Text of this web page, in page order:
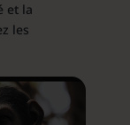
et la
les